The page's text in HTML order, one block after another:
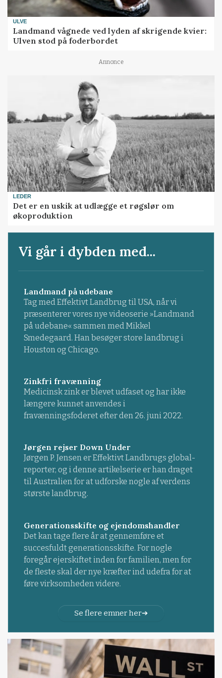
ULVE
Landmand vågnede ved lyden af skrigende kvier:
Ulven stod på foderbordet
Annonce
LEDER
Det er en uskik at udlægge et røgslør om
økoproduktion
Vi går i dybden med...
Landmand på udebane
Tag med Effektivt Landbrug til USA, når vi
præsenterer vores nye videoserie »Landmand
på udebane« sammen med Mikkel
Smedegaard. Han besøger store landbrug i
Houston og Chicago.
Zinkfri fravænning
Medicinsk zink er blevet udfaset og har ikke
længere kunnet anvendes i
fravænningsfoderet efter den 26. juni 2022.
Jørgen rejser Down Under
Jørgen P. Jensen er Effektivt Landbrugs global-
reporter, og i denne artikelserie er han draget
til Australien for at udforske nogle af verdens
største landbrug.
Generationsskifte og ejendomshandler
Det kan tage flere år at gennemføre et
succesfuldt generationsskifte. For nogle
foregår ejerskiftet inden for familien, men for
de fleste skal der nye kræfter ind udefra for at
føre virksomheden videre.
Se flere emner her